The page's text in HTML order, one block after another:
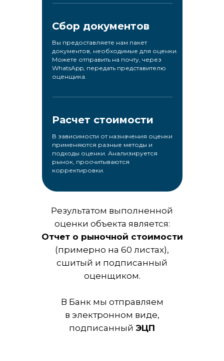
Вы предоставляете нам пакет
документов, необходимые для оценки.
Можете отправить на почту, через
WhatsApp, передать представителю
оценщика.
В зависимости от назначения оценки
применяются разные методы и
подходы оценки. Анализируется
рынок, просчитываются
корректировки.
Сбор документов
Расчет стоимости
Результатом выполненной
оценки объекта является:
Отчет о рыночной стоимости
(примерно на 60 листах),
сшитый и подписанный
оценщиком.
В Банк мы отправляем
в электронном виде,
подписанный ЭЦП